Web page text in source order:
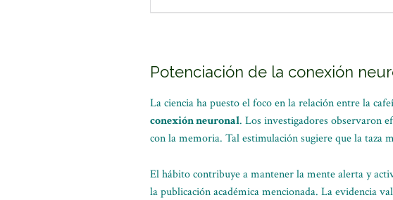
Potenciación de la conexión
La ciencia ha puesto el foco en la relación entre la
conexión neuronal. Los investigadores observaron
con la memoria. Tal estimulación sugiere que la taza
El hábito contribuye a mantener la mente alerta y
la publicación académica mencionada. La evidencia